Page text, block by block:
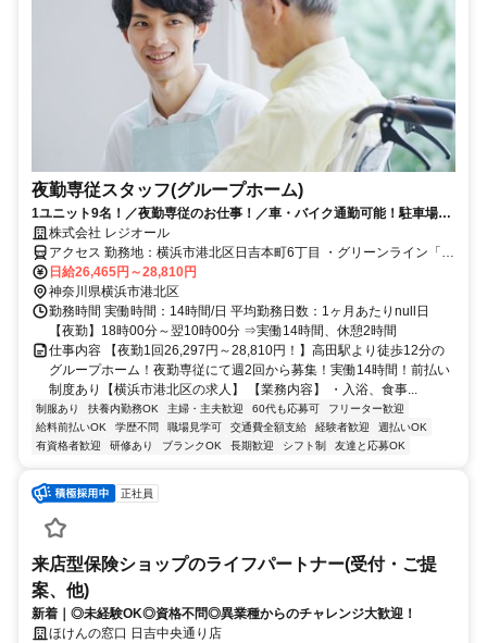
夜勤専従スタッフ(グループホーム)
1ユニット9名！／夜勤専従のお仕事！／車・バイク通勤可能！駐車場無
料！株式会社 レジオール
アクセス 勤務地：横浜市港北区日吉本町6丁目 ・グリーンライン「高
田駅」より徒歩12分
日給26,465円～28,810円
神奈川県横浜市港北区
勤務時間 実働時間：14時間/日 平均勤務日数：1ヶ月あたりnull日
【夜勤】18時00分～翌10時00分 ⇒実働14時間、休憩2時間
仕事内容 【夜勤1回26,297円～28,810円！】高田駅より徒歩12分の
グループホーム！夜勤専従にて週2回から募集！実働14時間！前払い
制度あり【横浜市港北区の求人】 【業務内容】 ・入浴、食事...
制服あり 扶養内勤務OK 主婦・主夫歓迎 60代も応募可
フリーター歓迎
給料前払いOK
学歴不問 職場見学可 交通費全額支給 経験者歓迎
週払いOK
有資格者歓迎
研修あり ブランクOK 長期歓迎 シフト制 友達と応募OK
正社員
来店型保険ショップのライフパートナー(受付・ご提
案、他)
新着｜◎未経験OK◎資格不問◎異業種からのチャレンジ大歓迎！
ほけんの窓口 日吉中央通り店